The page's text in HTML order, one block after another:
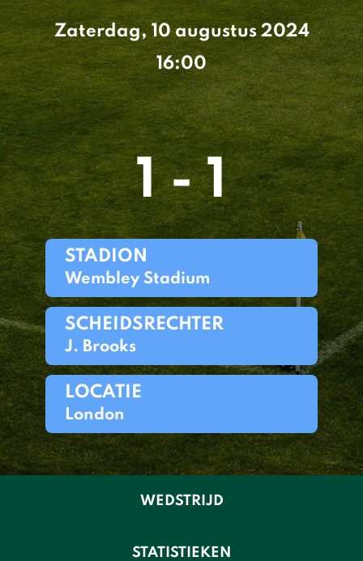
Zaterdag, 10 augustus 2024
16:00
1 - 1
STADION
Wembley Stadium
SCHEIDSRECHTER
J. Brooks
LOCATIE
London
WEDSTRIJD
STATISTIEKEN